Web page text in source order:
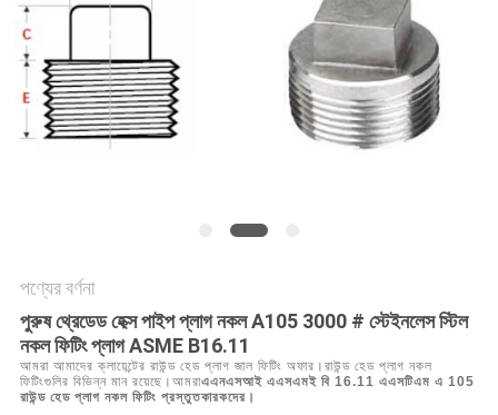
সব
ক্ষেত্রেই
গোপনীয়তা
নীতি
পণ্যের বর্ণনা
পুরুষ থ্রেডেড হেক্স পাইপ প্লাগ নকল A105 3000 # স্টেইনলেস স্টিল
নকল ফিটিং প্লাগ ASME B16.11
আমরা আমাদের ক্লায়েন্টের রাউন্ড হেড প্লাগ জাল ফিটিং অফার।রাউন্ড হেড প্লাগ নকল
ফিটিংগুলির বিভিন্ন মান রয়েছে।আমরাএএনএসআই এএসএমই বি 16.11 এএসটিএম এ 105
রাউন্ড হেড প্লাগ নকল ফিটিং প্রস্তুতকারকদের।